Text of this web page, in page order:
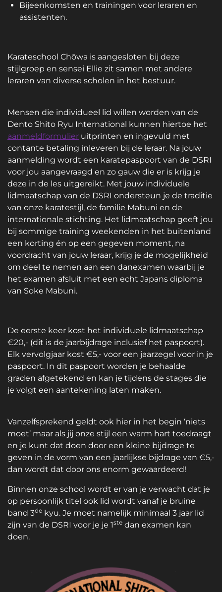
Bijeenkomsten en trainingen voor leraren en
assistenten.
Karateschool Chōwa is aangesloten bij deze
stijlgroep en sensei Ellie zit samen met andere
leraren van diverse scholen in het bestuur.
Mensen die individueel lid willen worden van de
Dento Shito Ryu International kunnen hiertoe het
aanmeldformulier uitprinten en ingevuld met
contante betaling inleveren bij de leraar. Na jouw
aanmelding wordt een karatepaspoort van de DSRI
voor jou aangevraagd en zo gauw die er is krijg je
deze in de les uitgereikt. Met jouw individuele
lidmaatschap van de DSRI ondersteun je de traditie
van onze karatestijl, de familie Mabuni en de
internationale stichting. Het lidmaatschap geeft jou
bij sommige training weekenden in het buitenland
een korting én op een gegeven moment, na
voordracht van jouw leraar, krijg je de mogelijkheid
om deel te nemen aan een danexamen waarbij je
het examen afsluit met een echt Japans diploma
van Soke Mabuni.
De eerste keer kost het individuele lidmaatschap
€20,- (dit is de jaarbijdrage inclusief het paspoort).
Elk vervolgjaar kost €5,- voor een jaarzegel voor in je
paspoort. In dit paspoort worden je behaalde
graden afgetekend en kan je tijdens de stages die
je volgt een aantekening laten maken.
Vanzelfsprekend geldt ook hier in het begin ‘niets
moet’ maar als jij onze stijl een warm hart toedraagt
en je kunt dat doen door een kleine bijdrage te
geven in de vorm van een jaarlijkse bijdrage van €5,-
dan wordt dat door ons enorm gewaardeerd!
Binnen onze school wordt er van je verwacht dat je
op persoonlijk titel ook lid wordt vanaf je bruine
band 3de kyu. Je moet namelijk minimaal 3 jaar lid
zijn van de DSRI voor je je 1ste dan examen kan
doen.